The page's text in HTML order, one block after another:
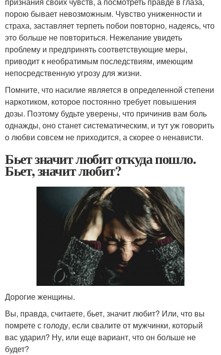
порою бывает невозможным. Чувство униженности и
страха, заставляет терпеть побои повторно, надеясь, что
это больше не повториться. Нежелание увидеть
проблему и предпринять соответствующие меры,
приводит к необратимым последствиям, имеющим
непосредственную угрозу для жизни.
Помните, что насилие является в определенной степени
наркотиком, которое постоянно требует повышения
дозы. Поэтому будьте уверены, что причинив вам боль
однажды, оно станет систематическим, и тут уж говорить
о любви совсем не приходится, а скорее о ненависти.
Бьет значит любит откуда пошло.
Бьет, значит любит?
Дорогие женщины.
Вы, правда, считаете, бьет, значит любит? Или, что вы
помрете с голоду, если свалите от мужчинки, который
вас ударил? Ну, или еще вариант, что он больше не
будет?